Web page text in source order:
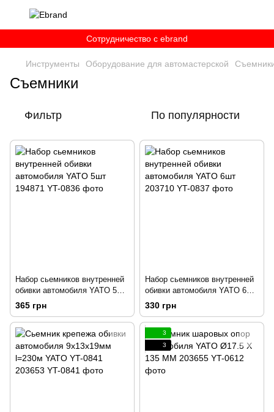
Сотрудничество c ebrand
Инструменты Оборудование для автомастерской
Съемники
Фильтр По популярности
Набор сьемников внутренней
обивки автомобиля YATO 5шт
194871
365 грн
Набор сьемников внутренней
обивки автомобиля YATO 6шт
203710
330 грн
3
3